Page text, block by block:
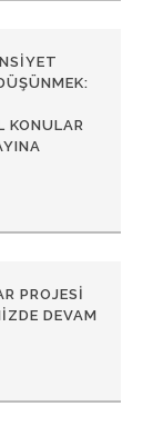
KONULAR
PROJESI
DEVAM